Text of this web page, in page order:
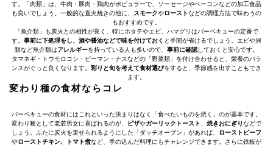
す。「肉類」は、牛肉・豚肉・鶏肉がポピュラーで、ソーセージやベーコンなどの加工食品
も良いでしょう。一般的な直火焼きの他に、 スモークやローストなどの調理方法で味わうの
もおすすめです。
「魚介類」も炭火との相性が良く、特にホタテやエビ、ハマグリはバーベキューの定番で
す。 事前に下処理をし、酒や醤油などで味を付けておく と手間が省けるでしょう。エビや貝
類など魚介類はアレルギーを持っている人も多いので、 事前に確認しておくと安心です。
タマネギ・トウモロコシ・ピーマン・ナスなどの「野菜類」を付け合わせると、栄養のバラ
ンスがぐっと良くなります。 彩りと旬を考えて食材選びをすると、季節感を出すこともでき
ます。
変わり種の食材ならコレ
バーベキューの食材にはこれといった決まりはなく「食べたいものを焼く」のが基本です。
変わり種として老若男女に喜ばれるのが、 ピザやガーリックトースト 焼きおにぎりなどで
しょう。ふたに炭火を乗せられるようにした「ダッチオーブン」があれば、 ローストビーフ
やローストチキン、トマト煮など、手の込んだ料理にもチャレンジできます。さらに鉄板が